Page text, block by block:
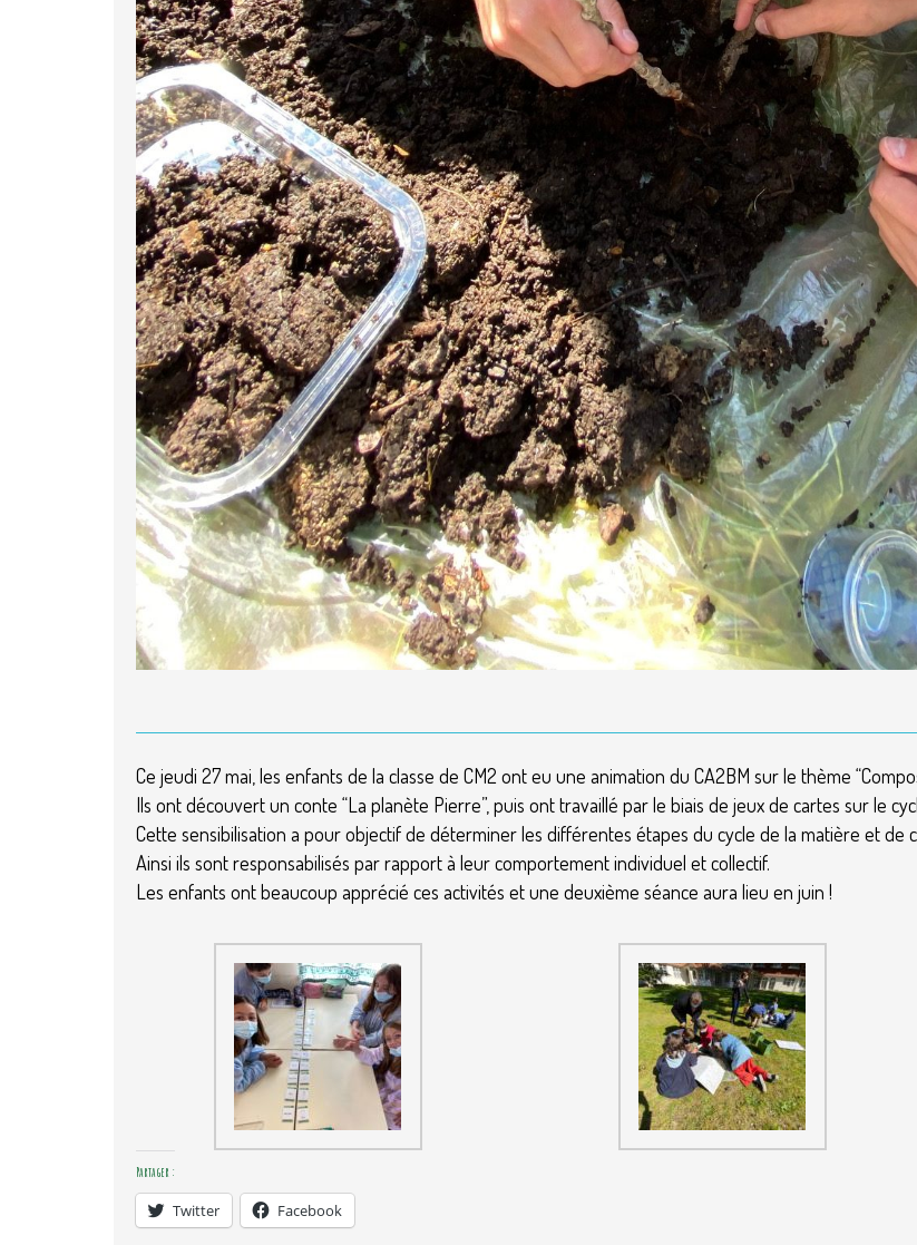
Ce jeudi 27 mai, les enfants de la classe de CM2 ont eu une animation du CA2BM sur le thème
Ils ont découvert un conte “La planète Pierre”, puis ont travaillé par le biais de jeux de cartes sur le
Cette sensibilisation a pour objectif de déterminer les différentes étapes du cycle de la matière et de
Ainsi ils sont responsabilisés par rapport à leur comportement individuel et collectif.
Les enfants ont beaucoup apprécié ces activités et une deuxième séance aura lieu en juin !
Partager :
Twitter Facebook